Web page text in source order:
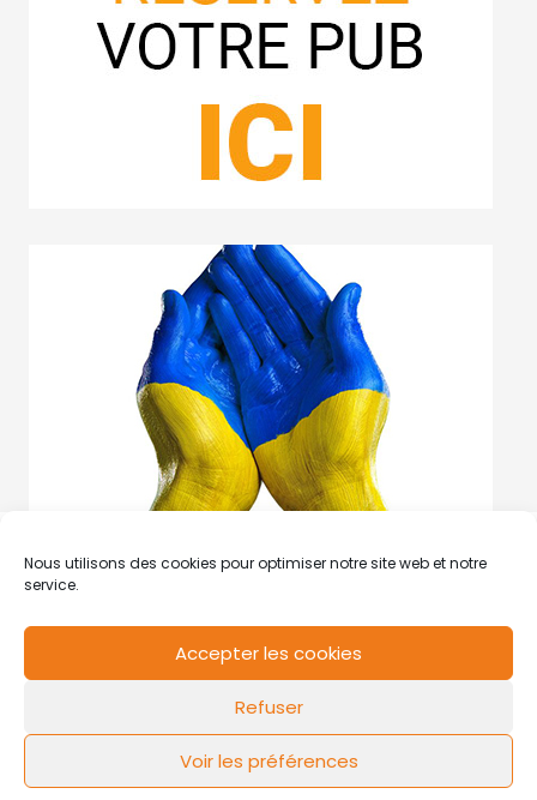
Nous utilisons des cookies pour optimiser notre site web et notre
service.
Accepter les cookies
Refuser
Voir les préférences
Mentions légales Politique de cookies
FLOW44